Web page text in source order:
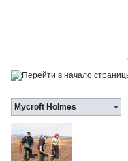
Mycroft Holmes